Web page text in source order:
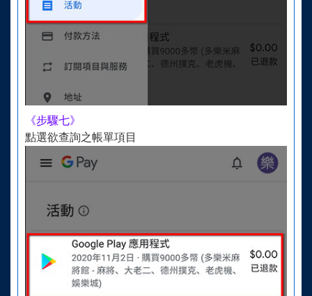
《步驟七》
點選欲查詢之帳單項目